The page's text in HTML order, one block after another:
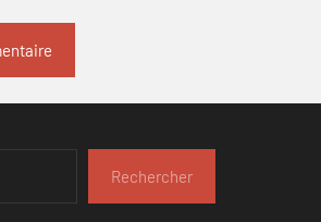
Rechercher